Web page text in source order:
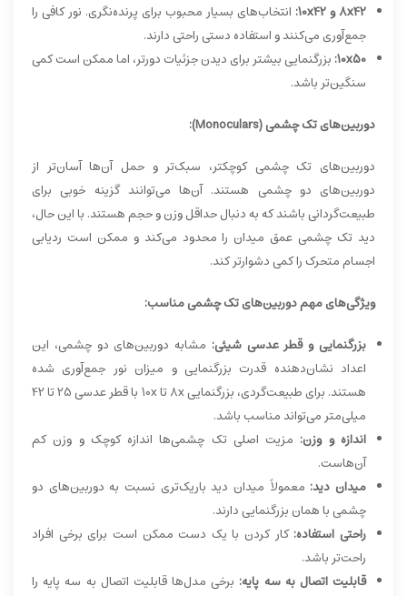
8x42 و 10x42:
انتخاب‌های بسیار محبوب برای پرنده‌نگری. نور کافی را
جمع‌آوری می‌کنند و استفاده دستی راحتی دارند.
10x50: بزرگنمایی بیشتر برای دیدن جزئیات دورتر، اما ممکن است کمی
سنگین‌تر باشد.
دوربین‌های تک چشمی (Monoculars):
دوربین‌های تک چشمی کوچکتر، سبک‌تر و حمل آن‌ها آسان‌تر از
دوربین‌های دو چشمی هستند. آن‌ها می‌توانند گزینه خوبی برای
طبیعت‌گردانی باشند که به دنبال حداقل وزن و حجم هستند. با این حال،
دید تک چشمی عمق میدان را محدود می‌کند و ممکن است ردیابی
اجسام متحرک را کمی دشوارتر کند.
ویژگی‌های مهم دوربین‌های تک چشمی مناسب:
بزرگنمایی و قطر عدسی شیئی: مشابه دوربین‌های دو چشمی، این
اعداد نشان‌دهنده قدرت بزرگنمایی و میزان نور جمع‌آوری شده
هستند. برای طبیعت‌گردی، بزرگنمایی 8x تا 10x با قطر عدسی 25 تا 42
میلی‌متر می‌تواند مناسب باشد.
اندازه و وزن: مزیت اصلی تک چشمی‌ها اندازه کوچک و وزن کم
آن‌هاست.
میدان دید: معمولاً میدان دید باریک‌تری نسبت به دوربین‌های دو
چشمی با همان بزرگنمایی دارند.
راحتی استفاده: کار کردن با یک دست ممکن است برای برخی افراد
راحت‌تر باشد.
قابلیت اتصال به سه پایه: برخی مدل‌ها قابلیت اتصال به سه پایه را